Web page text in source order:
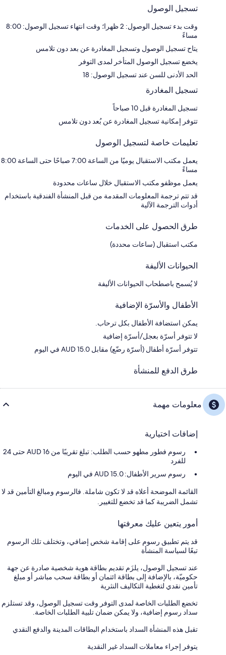
تسجيل الوصول
وقت بدء تسجيل الوصول: 2 ظهرا؛ وقت انتهاء تسجيل الوصول: 8:00
مساءً
يتاح تسجيل الوصول وتسجيل المغادرة عن بعد دون تلامس
يخضع تسجيل الوصول المتأخر لمدى التوفر
الحد الأدنى للسن عند تسجيل الوصول: 18
تسجيل المغادرة
تسجيل المغادرة قبل 10 صباحاً
تتوفر إمكانية تسجيل المغادرة عن بُعد دون تلامس
تعليمات خاصة لتسجيل الوصول
يعمل مكتب الاستقبال يوميًا من الساعة 7:00 صباحًا حتى الساعة 8:00
مساءً
يعمل موظفو مكتب الاستقبال خلال ساعات محدودة
قد تتم ترجمة المعلومات المقدمة من قبل المنشأة الفندقية باستخدام
أدوات الترجمة الآلية
طرق الحصول على الخدمات
مكتب استقبال (ساعات محددة)
الحيوانات الأليفة
لا يُسمح باصطحاب الحيوانات الأليفة
الأطفال والأسرّة الإضافية
يمكن استضافة الأطفال بكل ترحاب.
لا تتوفر أسرّة بعجل/أسرّة إضافية
تتوفر أسرّة أطفال (أسرّة رضّع) مقابل AUD 15.0 في اليوم
طرق الدفع للمنشأة
معلومات مهمة
إضافات اختيارية
رسوم فطور مطهو حسب الطلب: تبلغ تقريبًا من AUD 16 حتى 24
للفرد
رسوم سرير الأطفال: 15.0 AUD في اليوم
القائمة الموضحة أعلاه قد لا تكون شاملة. فالرسوم ومبالغ التأمين قد لا
تشمل الضريبة كما قد تخضع للتغيير.
أمور يتعين عليك معرفتها
قد يتم تطبيق رسوم على إقامة شخص إضافي، وتختلف تلك الرسوم
تبعًا لسياسة المنشأة
عند تسجيل الوصول، يلزَم تقديم بطاقة هوية شخصية صادرة عن جهة
حكوميّة، بالإضافة إلى بطاقة ائتمان أو بطاقة سحب مباشر أو مبلغ
تأمين نقدي لتغطية التكاليف النثرية
تخضع الطلبات الخاصة لمدى التوفر وقت تسجيل الوصول، وقد تستلزم
سداد رسوم إضافية، ولا يمكن ضمان تلبية الطلبات الخاصة.
تقبل هذه المنشأة السداد باستخدام البطاقات المدينة والدفع النقدي
يتوفر إجراء معاملات السداد غير النقدية